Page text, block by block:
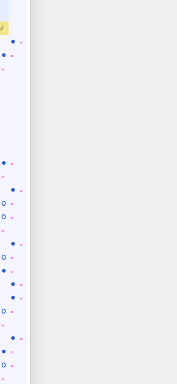
☼
●
☼
●
☼
☼
●
☼
☼
●
☼
o
☼
o
☼
☼
●
☼
o
☼
●
☼
●
☼
●
☼
o
☼
☼
●
☼
●
☼
o
☼